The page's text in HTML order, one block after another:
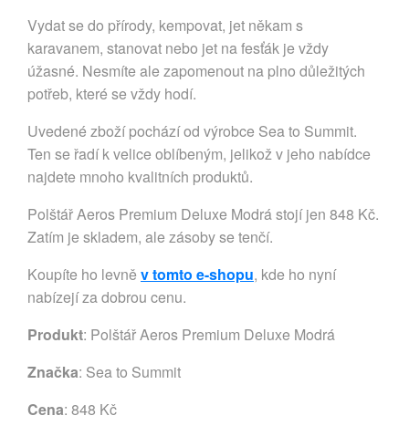
Vydat se do přírody, kempovat, jet někam s
karavanem, stanovat nebo jet na fesťák je vždy
úžasné. Nesmíte ale zapomenout na plno důležitých
potřeb, které se vždy hodí.
Uvedené zboží pochází od výrobce Sea to Summit.
Ten se řadí k velice oblíbeným, jelikož v jeho nabídce
najdete mnoho kvalitních produktů.
Polštář Aeros Premium Deluxe Modrá stojí jen 848 Kč.
Zatím je skladem, ale zásoby se tenčí.
Koupíte ho levně v tomto e-shopu, kde ho nyní
nabízejí za dobrou cenu.
Produkt: Polštář Aeros Premium Deluxe Modrá
Značka: Sea to Summit
Cena: 848 Kč